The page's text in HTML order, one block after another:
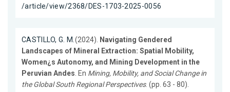
/article/view/2368/DES-1703-2025-0056
CASTILLO, G. M.(2024). Navigating Gendered
Landscapes of Mineral Extraction: Spatial Mobility,
Women¿s Autonomy, and Mining Development in the
Peruvian Andes. En Mining, Mobility, and Social Change in
the Global South Regional Perspectives. (pp. 63 - 80).